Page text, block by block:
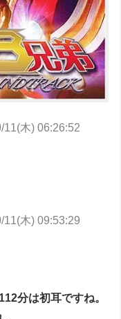
11(木) 06:26:52
11(木) 09:53:29
分は初耳ですね。